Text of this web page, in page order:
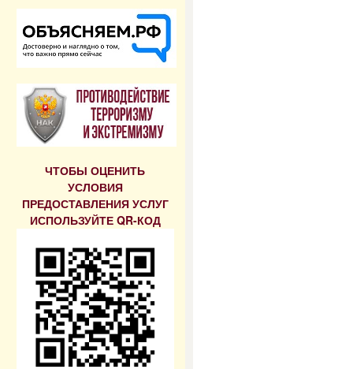
ЧТОБЫ ОЦЕНИТЬ
УСЛОВИЯ
ПРЕДОСТАВЛЕНИЯ УСЛУГ
ИСПОЛЬЗУЙТЕ QR-КОД